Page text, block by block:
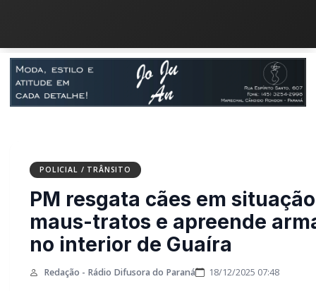
POLICIAL / TRÂNSITO
PM resgata cães em
maus-tratos e apreende
no interior de Guaíra
Redação - Rádio Difusora do Paraná 18/12/2025 07:48